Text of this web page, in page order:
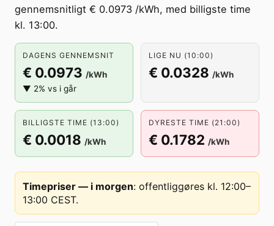
gennemsnitligt € 0.0973 /kWh, med billigste time
kl. 13:00.
DAGENS GENNEMSNIT
€ 0.0973 /kWh
▼ 2% vs i går
LIGE NU (10:00)
€ 0.0328 /kWh
BILLIGSTE TIME (13:00)
€ 0.0018 /kWh
DYRESTE TIME (21:00)
€ 0.1782 /kWh
Timepriser — i morgen: offentliggøres kl. 12:00–
13:00 CEST.